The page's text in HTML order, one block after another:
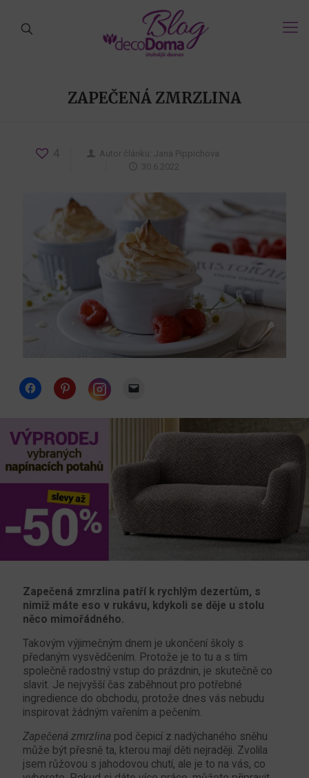
ZAPEČENÁ ZMRZLINA
4 Autor článku: Jana Pippichova
30.6.2022
Click
to
(Opens
in
new
window)
Click
to
(Opens
in
new
window)in
new
link
friend
(Opens
in
window)
Zapečená zmrzlina patří k rychlým dezertům, s
nimiž máte eso v rukávu, kdykoli se děje u stolu
něco mimořádného.
Takovým výjimečným dnem je ukončení školy s
předaným vysvědčením. Protože je to tu a s tím
společně radostný vstup do prázdnin, je skutečně co
slavit. Je nejvyšší čas zaběhnout pro potřebné
ingredience do obchodu, protože dnes vás nebudu
inspirovat žádným vařením a pečením.
Zapečená zmrzlina pod čepicí z nadýchaného sněhu
může být přesně ta, kterou mají děti nejraději. Zvolila
jsem růžovou s jahodovou chutí, ale je to na vás, co